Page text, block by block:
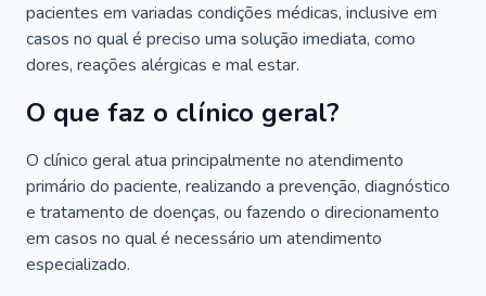
pacientes em variadas condições médicas, inclusive em
casos no qual é preciso uma solução imediata, como
dores, reações alérgicas e mal estar.
O que faz o clínico geral?
O clínico geral atua principalmente no atendimento
primário do paciente, realizando a prevenção, diagnóstico
e tratamento de doenças, ou fazendo o direcionamento
em casos no qual é necessário um atendimento
especializado.